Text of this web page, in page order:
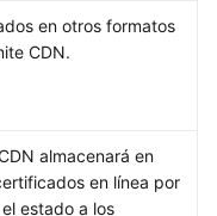
en otros formatos
CDN.
almacenará en
en línea por
estado a los